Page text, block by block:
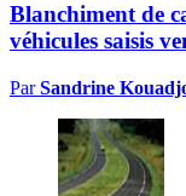
Blanchiment de
véhicules saisis
ParSandrine